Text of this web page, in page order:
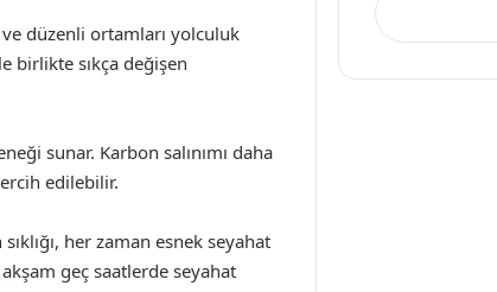
düzenli ortamları yolculuk
birlikte sıkça değişen
sunar. Karbon salınımı daha
edilebilir.
her zaman esnek seyahat
geç saatlerde seyahat